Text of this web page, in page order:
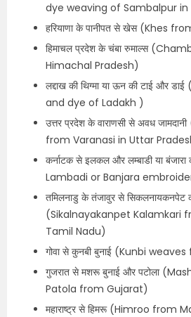
dye weaving of Sambalpur in
हरियाणा के पानीपत से खेस (Khes
हिमाचल प्रदेश के चंबा रुमाल्स
Himachal Pradesh)
लद्दाख की थिग्मा या ऊन की टाई और
and dye of Ladakh )
उत्तर प्रदेश के वाराणसी से अवध
from Varanasi in Uttar
कर्नाटक से इलकल और लम्बाडी या
Lambadi or Banjara
तमिलनाडु के तंजावुर से सिकलनायकनपेट
(Sikalnayakanpet Kalamkari
Tamil Nadu)
गोवा से कुनबी बुनाई (Kunbi
गुजरात से मशरू बुनाई और पटोला
Patola from Gujarat)
महाराष्ट्र से हिमरू (Himroo from